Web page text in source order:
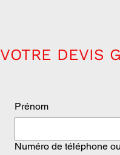
VOTRE DEVIS
Prénom
Numéro de téléphone